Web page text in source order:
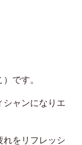
です。
シャンになりエ
れをリフレッシ